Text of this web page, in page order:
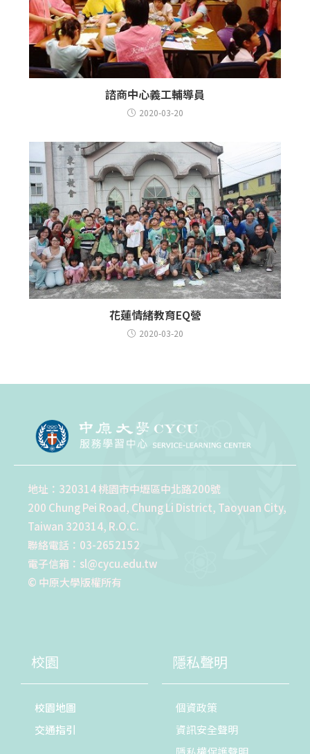
諮商中心義工輔導員
2020-03-20
花蓮情緒教育EQ營
2020-03-20
地址：320314 桃園市中壢區中北路200號
200 Chung Pei Road, Chung Li District, Taoyuan City,
Taiwan 320314, R.O.C.
聯絡電話：03-2652152
電子信箱：sl@cycu.edu.tw
© 中原大學版權所有
校園
校園地圖
交通指引
隱私聲明
個資政策
資訊安全聲明